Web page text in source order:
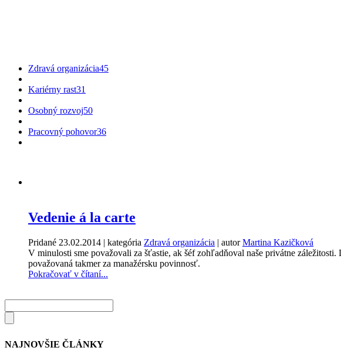
Zdravá organizácia45
Kariérny rast31
Osobný rozvoj50
Pracovný pohovor36
Vedenie á la carte
Pridané 23.02.2014 | kategória Zdravá organizácia | autor Martina Kazičková
V minulosti sme považovali za šťastie, ak šéf zohľadňoval naše privátne
považovaná takmer za manažérsku povinnosť.
Pokračovať v čítaní...
NAJNOVŠIE ČLÁNKY